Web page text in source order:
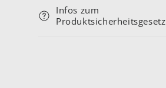
Infos zum
Produktsicherheitsgesetz